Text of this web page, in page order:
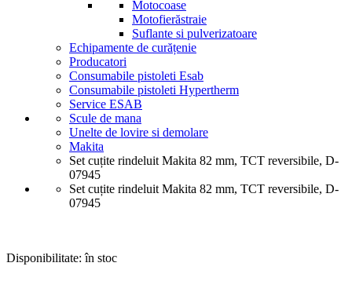
Motocoase
Motofierăstraie
Suflante si pulverizatoare
Echipamente de curățenie
Producatori
Consumabile pistoleti Esab
Consumabile pistoleti Hypertherm
Service ESAB
Scule de mana
Unelte de lovire si demolare
Makita
Set cuțite rindeluit Makita 82 mm, TCT reversibile, D-
07945
Set cuțite rindeluit Makita 82 mm, TCT reversibile, D-
07945
Disponibilitate: în stoc